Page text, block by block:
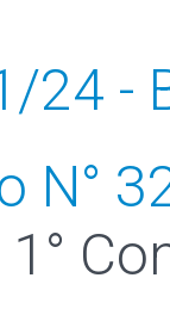
24 -
N°